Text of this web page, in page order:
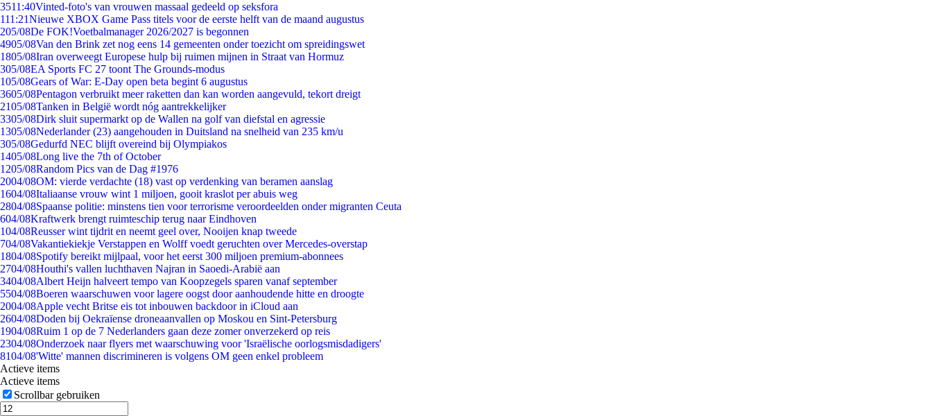
3511:40Vinted-foto's van vrouwen massaal gedeeld op seksfora
111:21Nieuwe XBOX Game Pass titels voor de eerste helft van de maand augustus
205/08De FOK!Voetbalmanager 2026/2027 is begonnen
4905/08Van den Brink zet nog eens 14 gemeenten onder toezicht om spreidingswet
1805/08Iran overweegt Europese hulp bij ruimen mijnen in Straat van Hormuz
305/08EA Sports FC 27 toont The Grounds-modus
105/08Gears of War: E-Day open beta begint 6 augustus
3605/08Pentagon verbruikt meer raketten dan kan worden aangevuld, tekort dreigt
2105/08Tanken in België wordt nóg aantrekkelijker
3305/08Dirk sluit supermarkt op de Wallen na golf van diefstal en agressie
1305/08Nederlander (23) aangehouden in Duitsland na snelheid van 235 km/u
305/08Gedurfd NEC blijft overeind bij Olympiakos
1405/08Long live the 7th of October
1205/08Random Pics van de Dag #1976
2004/08OM: vierde verdachte (18) vast op verdenking van beramen aanslag
1604/08Italiaanse vrouw wint 1 miljoen, gooit kraslot per abuis weg
2804/08Spaanse politie: minstens tien voor terrorisme veroordeelden onder migranten Ceuta
604/08Kraftwerk brengt ruimteschip terug naar Eindhoven
104/08Reusser wint tijdrit en neemt geel over, Nooijen knap tweede
704/08Vakantiekiekje Verstappen en Wolff voedt geruchten over Mercedes-overstap
1804/08Spotify bereikt mijlpaal, voor het eerst 300 miljoen premium-abonnees
2704/08Houthi's vallen luchthaven Najran in Saoedi-Arabië aan
3404/08Albert Heijn halveert tempo van Koopzegels sparen vanaf september
5504/08Boeren waarschuwen voor lagere oogst door aanhoudende hitte en droogte
2004/08Apple vecht Britse eis tot inbouwen backdoor in iCloud aan
2604/08Doden bij Oekraïense droneaanvallen op Moskou en Sint-Petersburg
1904/08Ruim 1 op de 7 Nederlanders gaan deze zomer onverzekerd op reis
2304/08Onderzoek naar flyers met waarschuwing voor 'Israëlische oorlogsmisdadigers'
8104/08'Witte' mannen discrimineren is volgens OM geen enkel probleem
Actieve items
Actieve items
Scrollbar gebruiken